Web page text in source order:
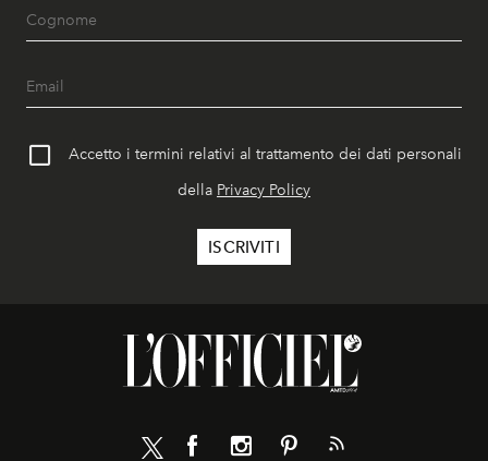
Accetto i termini relativi al trattamento dei dati personali
della Privacy Policy